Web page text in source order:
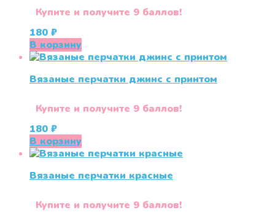
Купите и получите 9 баллов!
180 ₽
В корзину
Вязаные перчатки джинс с принтом
Купите и получите 9 баллов!
180 ₽
В корзину
Вязаные перчатки красные
Купите и получите 9 баллов!